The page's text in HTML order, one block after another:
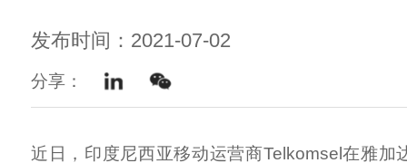
发布时间：2021-07-02
分享：
近日，印度尼西亚移动运营商Telkomsel在雅加